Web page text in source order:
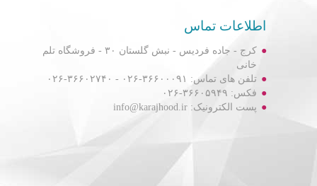
اطلاعات تماس
کرج - جاده فردیس - نبش گلستان ۳۰ - فروشگاه تلم
خانی
تلفن های تماس: ۳۶۶۰۰۰۹۱-۰۲۶ - ۳۶۶۰۲۷۴۰-۰۲۶
فکس: ۳۶۶۰۵۹۴۹-۰۲۶
پست الکترونیک: info@karajhood.ir